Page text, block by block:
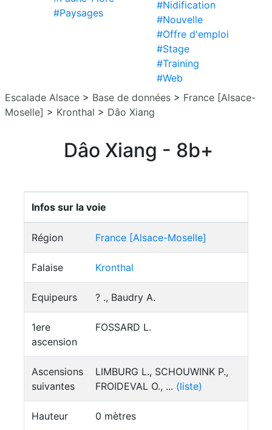
#Paysages
#Nidification
#Nouvelle
#Offre d'emploi
#Stage
#Training
#Web
Escalade Alsace > Base de données > France [Alsace-
Moselle] > Kronthal > Dâo Xiang
Dâo Xiang - 8b+
Infos sur la voie
Région France [Alsace-Moselle]
Falaise Kronthal
Equipeurs ? ., Baudry A.
1ere
ascension
FOSSARD L.
Ascensions
suivantes
LIMBURG L., SCHOUWINK P.,
FROIDEVAL O., ... (liste)
Hauteur 0 mètres